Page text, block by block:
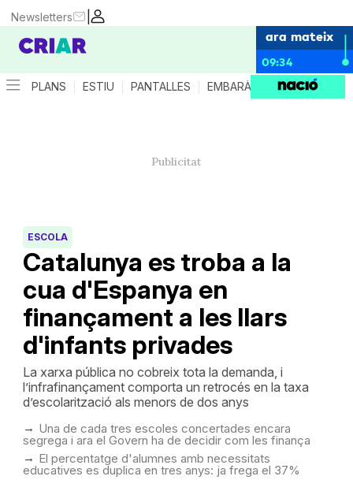
|
Newsletters
ara mateix
09:34
PLANS ESTIU PANTALLES EMBARÀS CRIANÇA
Catalunya es troba a la
cua d'Espanya en
finançament a les llars
d'infants privades
ESCOLA
La xarxa pública no cobreix tota la demanda, i
l’infrafinançament comporta un retrocés en la taxa
d’escolarització als menors de dos anys
Una de cada tres escoles concertades encara
segrega i ara el Govern ha de decidir com les finança
El percentatge d'alumnes amb necessitats
educatives es duplica en tres anys: ja frega el 37%